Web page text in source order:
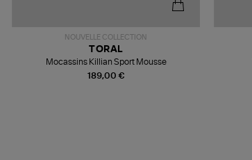
NOUVELLE COLLECTION
189,00 €
TORAL
Mocassins Killian Sport Mousse